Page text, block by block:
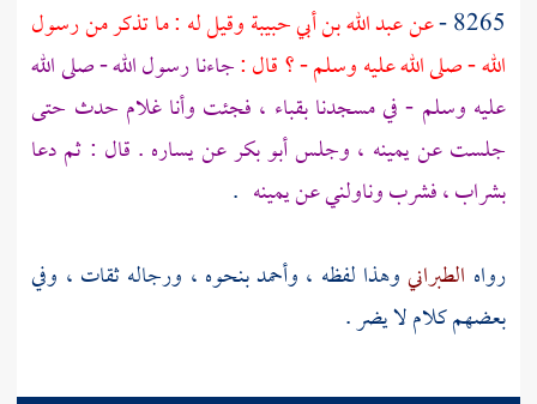
8265 - عنعبد الله بن أبي حبيبةوقيل له : ما تذكر من رسول
الله - صلى الله عليه وسلم - ؟ قال :جاءنا رسول الله - صلى الله
عليه وسلم - في مسجدنابقباء ، فجئت وأنا غلام حدث حتى
جلست عن يمينه ، وجلسأبو بكرعن يساره . قال : ثم دعا
بشراب ، فشرب وناولني عن يمينه .
رواه الطبرانيوهذا لفظه ، وأحمدبنحوه ، ورجاله ثقات ، وفي
بعضهم كلام لا يضر .